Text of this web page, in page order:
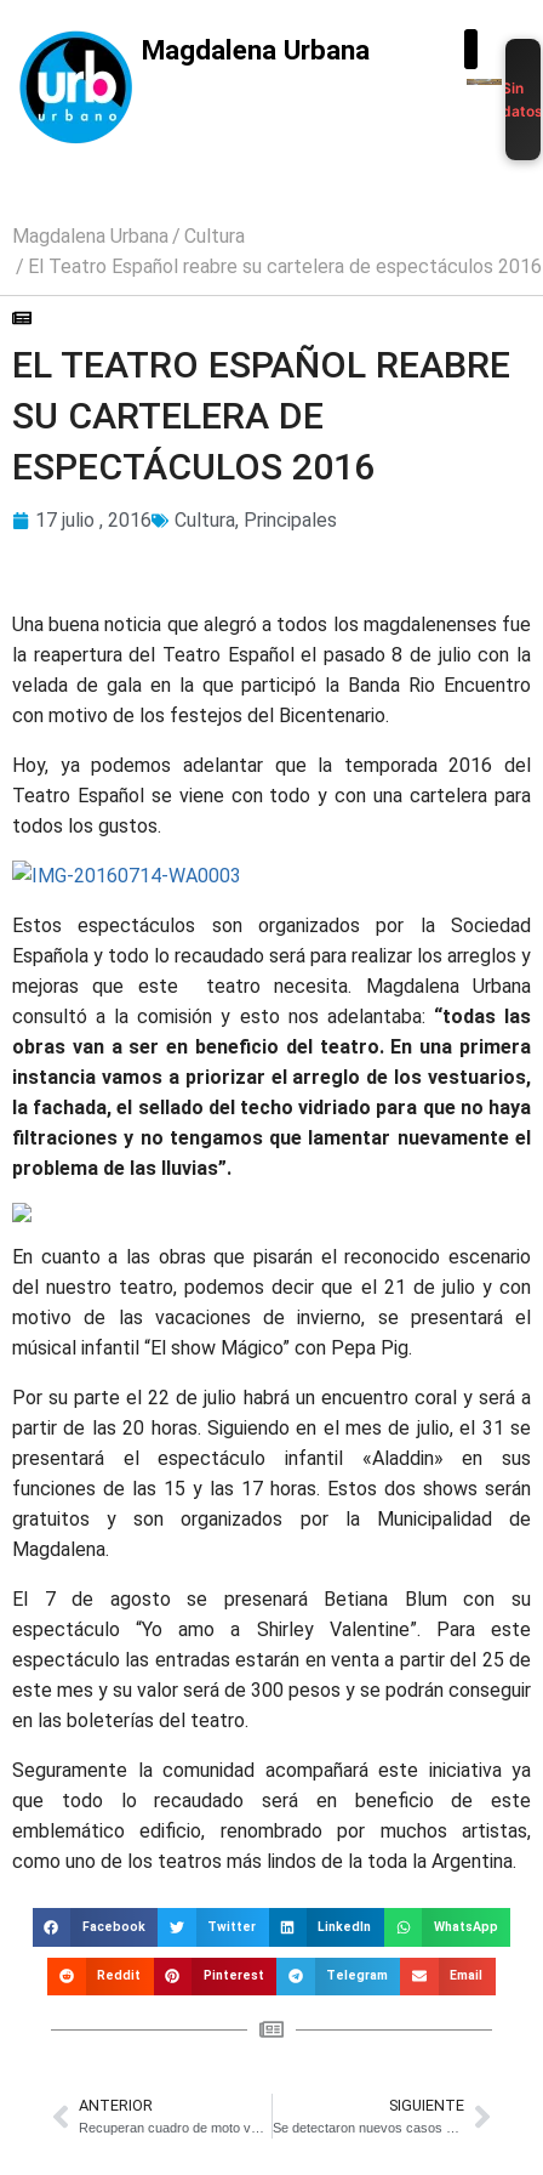
Magdalena Urbana
Sin
datos
Magdalena Urbana
Cultura
El Teatro Español reabre su cartelera de espectáculos 2016
EL TEATRO ESPAÑOL REABRE
SU CARTELERA DE
ESPECTÁCULOS 2016
17 julio , 2016 Cultura, Principales
Una buena noticia que alegró a todos los magdalenenses fue
la reapertura del Teatro Español el pasado 8 de julio con la
velada de gala en la que participó la Banda Rio Encuentro
con motivo de los festejos del Bicentenario.
Hoy, ya podemos adelantar que la temporada 2016 del
Teatro Español se viene con todo y con una cartelera para
todos los gustos.
Estos espectáculos son organizados por la Sociedad
Española y todo lo recaudado será para realizar los arreglos y
mejoras que este teatro necesita. Magdalena Urbana
consultó a la comisión y esto nos adelantaba: “todas las
obras van a ser en beneficio del teatro. En una primera
instancia vamos a priorizar el arreglo de los vestuarios,
la fachada, el sellado del techo vidriado para que no haya
filtraciones y no tengamos que lamentar nuevamente el
problema de las lluvias”.
En cuanto a las obras que pisarán el reconocido escenario
del nuestro teatro, podemos decir que el 21 de julio y con
motivo de las vacaciones de invierno, se presentará el
músical infantil “El show Mágico” con Pepa Pig.
Por su parte el 22 de julio habrá un encuentro coral y será a
partir de las 20 horas. Siguiendo en el mes de julio, el 31 se
presentará el espectáculo infantil «Aladdin» en sus
funciones de las 15 y las 17 horas. Estos dos shows serán
gratuitos y son organizados por la Municipalidad de
Magdalena.
El 7 de agosto se presenará Betiana Blum con su
espectáculo “Yo amo a Shirley Valentine”. Para este
espectáculo las entradas estarán en venta a partir del 25 de
este mes y su valor será de 300 pesos y se podrán conseguir
en las boleterías del teatro.
Seguramente la comunidad acompañará este iniciativa ya
que todo lo recaudado será en beneficio de este
emblemático edificio, renombrado por muchos artistas,
como uno de los teatros más lindos de la toda la Argentina.
Facebook Twitter LinkedIn WhatsApp
Reddit Pinterest Telegram Email
ANTERIOR SIGUIENTE